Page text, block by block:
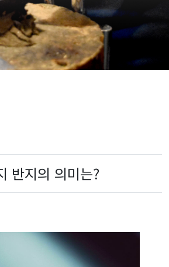
반지의 의미는?